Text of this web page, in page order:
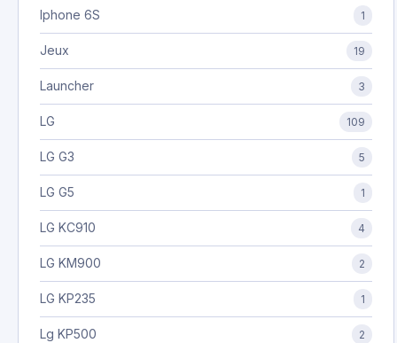
Iphone 6S 1
Jeux 19
Launcher 3
LG 109
LG G3 5
LG G5 1
LG KC910 4
LG KM900 2
LG KP235 1
Lg KP500 2